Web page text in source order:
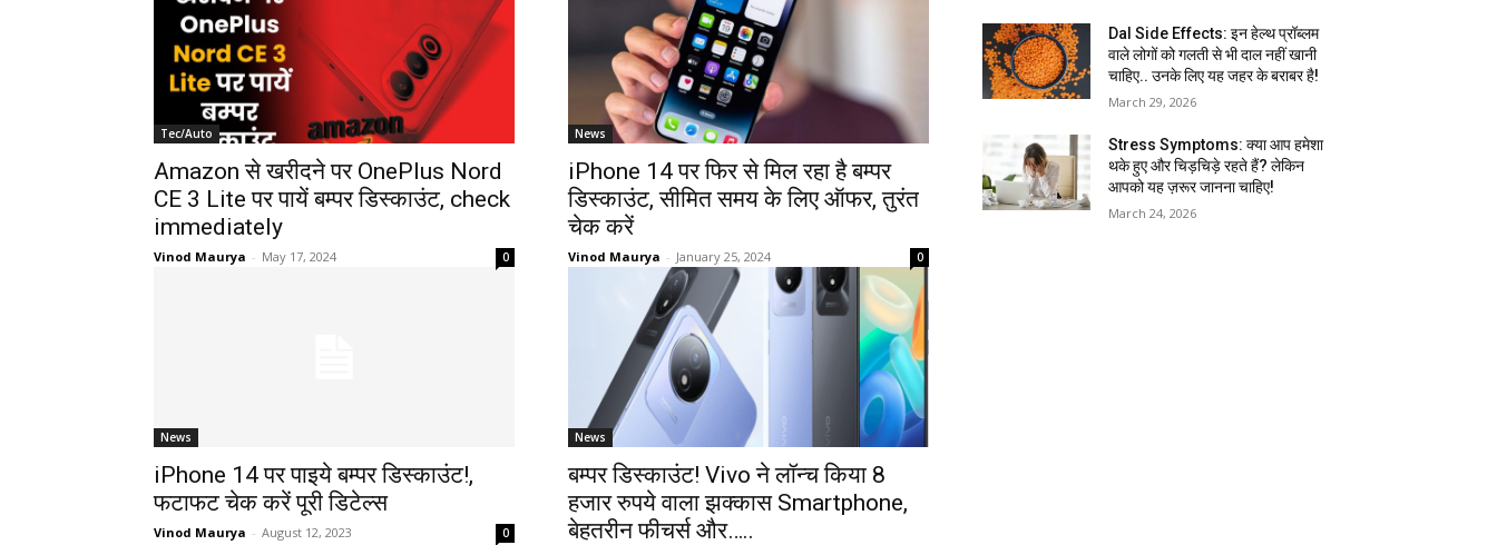
Tec/Auto
Amazon से खरीदने पर OnePlus Nord
CE 3 Lite पर पायें बम्पर डिस्काउंट, check
immediately
Vinod Maurya - May 17, 2024 0
News
iPhone 14 पर फिर से मिल रहा है बम्पर
डिस्काउंट, सीमित समय के लिए ऑफर, तुरंत
चेक करें
Vinod Maurya - January 25, 2024 0
News
iPhone 14 पर पाइये बम्पर डिस्काउंट!,
फटाफट चेक करें पूरी डिटेल्स
Vinod Maurya - August 12, 2023 0
News
बम्पर डिस्काउंट! Vivo ने लॉन्च किया 8
हजार रुपये वाला झक्कास Smartphone,
बेहतरीन फीचर्स और…..
Dal Side Effects: इन हेल्थ प्रॉब्लम
वाले लोगों को गलती से भी दाल नहीं खानी
चाहिए.. उनके लिए यह जहर के बराबर है!
March 29, 2026
Stress Symptoms: क्या आप हमेशा
थके हुए और चिड़चिड़े रहते हैं? लेकिन
आपको यह ज़रूर जानना चाहिए!
March 24, 2026